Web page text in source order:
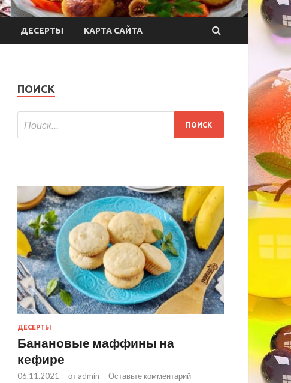
ДЕСЕРТЫ КАРТА САЙТА
ПОИСК
ДЕСЕРТЫ
Банановые маффины на
кефире
06.11.2021 - от admin - Оставьте комментарий